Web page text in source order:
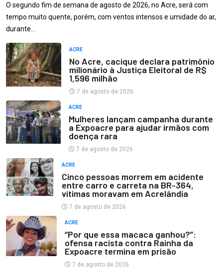
O segundo fim de semana de agosto de 2026, no Acre, será com
tempo muito quente, porém, com ventos intensos e umidade do ar,
durante…
ACRE
No Acre, cacique declara patrimônio
milionário à Justiça Eleitoral de R$
1,596 milhão
7 de agosto de 2026
ACRE
Mulheres lançam campanha durante
a Expoacre para ajudar irmãos com
doença rara
7 de agosto de 2026
ACRE
Cinco pessoas morrem em acidente
entre carro e carreta na BR-364,
vítimas moravam em Acrelândia
7 de agosto de 2026
ACRE
“Por que essa macaca ganhou?”:
ofensa racista contra Rainha da
Expoacre termina em prisão
7 de agosto de 2026